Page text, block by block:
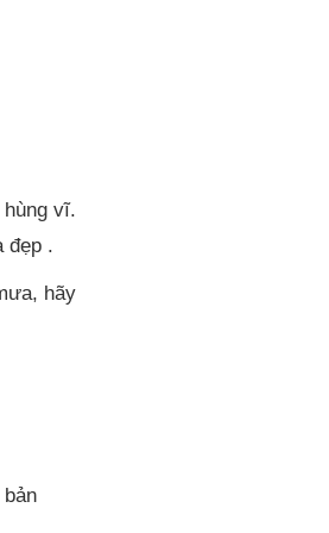
vĩ.
đẹp .
hãy